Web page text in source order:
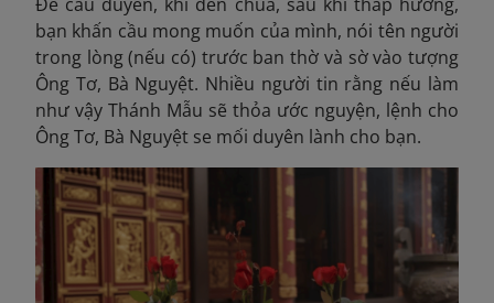
bạn khấn cầu mong muốn của mình, nói tên người
trong lòng (nếu có) trước ban thờ và sờ vào tượng
Ông Tơ, Bà Nguyệt. Nhiều người tin rằng nếu làm
như vậy Thánh Mẫu sẽ thỏa ước nguyện, lệnh cho
Ông Tơ, Bà Nguyệt se mối duyên lành cho bạn.